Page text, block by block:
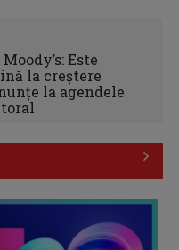
Este
la creștere
la agendele